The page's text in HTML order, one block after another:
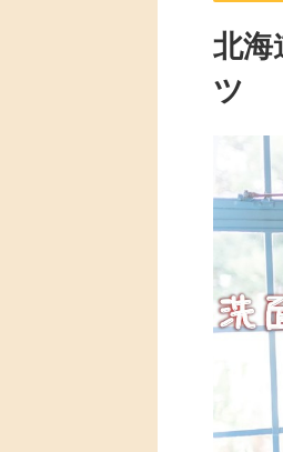
北海
ツ